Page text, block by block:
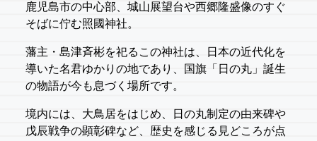
鹿児島市の中心部、城山展望台や西郷隆盛像のすぐ
そばに佇む照國神社。
藩主・島津斉彬を祀るこの神社は、日本の近代化を
導いた名君ゆかりの地であり、国旗「日の丸」誕生
の物語が今も息づく場所です。
境内には、大鳥居をはじめ、日の丸制定の由来碑や
戊辰戦争の顕彰碑など、歴史を感じる見どころが点